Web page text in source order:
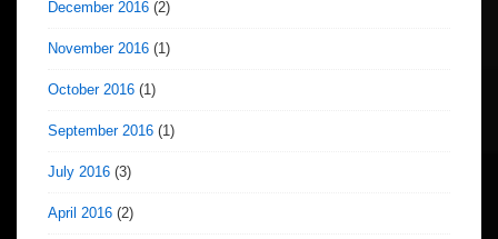
December 2016 (2)
November 2016 (1)
October 2016 (1)
September 2016 (1)
July 2016 (3)
April 2016 (2)